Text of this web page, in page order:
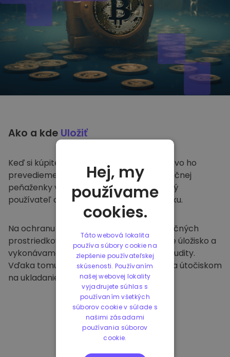
Ako a kde Uložiť
Keď si kúpite na Kriptomat
, bezproblémovo ho
prevedieme do vašej vyhradenej a bezpečnej
peňaženky v rámci našej platformy. Každý
používateľ dostane individuálnu peňaženku.
Na ochranu našich zákazníkov a ich finančných
prostriedkov ponúkame bezpečné offline úložisko a
vykonávame pravidelné bezpečnostné audity.
Vďaka tomuto prístupu je naša platforma útočiskom
na ukladanie a iných kryptomien.
Hej, my
používame
cookies.
Táto webová lokalita
používa súbory cookie na
zlepšenie používateľskej
skúsenosti. Používaním
našej webovej lokality
vyjadrujete súhlas s
používaním všetkých
súborov cookie v súlade s
našimi zásadami
používania súborov
cookie.